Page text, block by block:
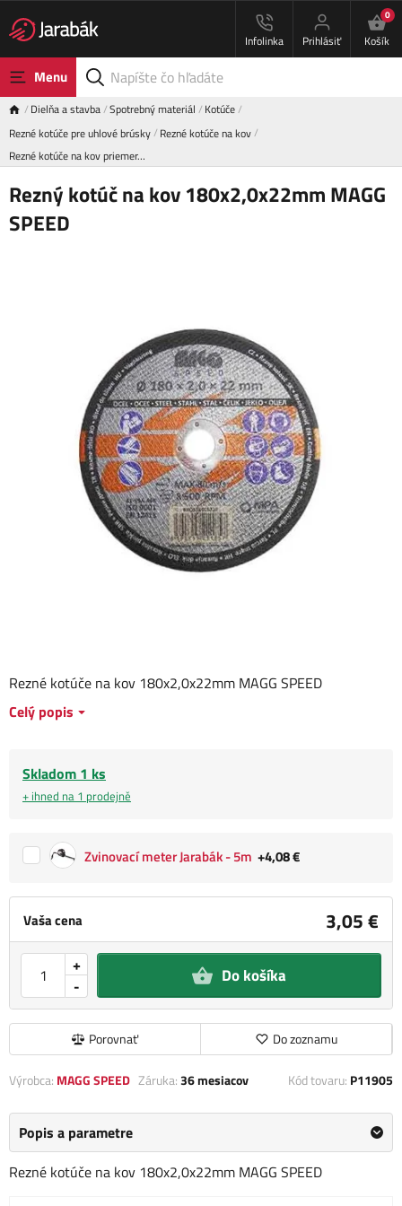
Infolinka Prihlásiť
0
Košík
Menu
Dielňa a stavba Spotrebný materiál
Kotúče
Rezné kotúče pre uhlové brúsky Rezné kotúče na kov
Rezné kotúče na kov priemer…
Rezný kotúč na kov 180x2,0x22mm MAGG
SPEED
Vaša cena 3,05 €
-
+ Do košíka
Porovnať Do zoznamu
Rezné kotúče na kov 180x2,0x22mm MAGG SPEED
Celý popis
Skladom 1 ks
+ ihned na 1 prodejně
Zvinovací meter Jarabák - 5m +4,08 €
Výrobca: MAGG SPEED Záruka:36 mesiacov Kód tovaru: P11905
Popis a parametre
Rezné kotúče na kov 180x2,0x22mm MAGG SPEED